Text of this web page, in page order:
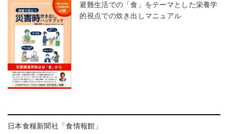
避難生活での「食」をテーマとした栄養学
的視点での炊き出しマニュアル
日本食糧新聞社「食情報館」